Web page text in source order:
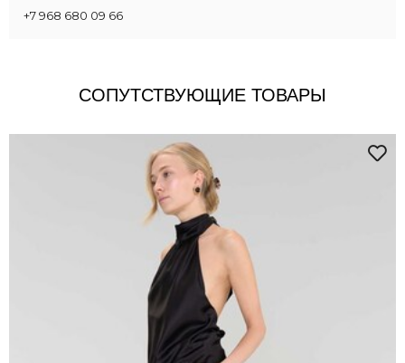
+7 968 680 09 66
СОПУТСТВУЮЩИЕ ТОВАРЫ